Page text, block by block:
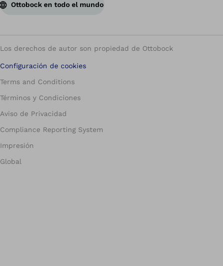
Ottobock en todo el mundo
Los derechos de autor son propiedad de Ottobock
Configuración de cookies
Terms and Conditions
Términos y Condiciones
Aviso de Privacidad
Compliance Reporting System
Impresión
Global